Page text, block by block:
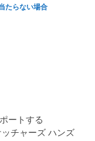
たらない場合
ートする
チャーズ ハンズ